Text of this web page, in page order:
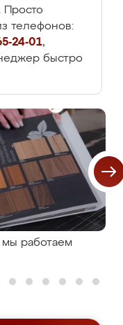
Просто
телефонов:
24-01,
быстро
работаем